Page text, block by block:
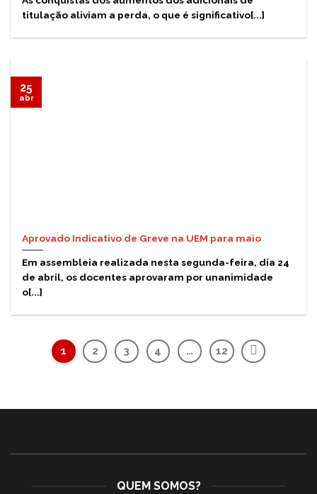
titulação aliviam a perda, o que é significativo[...]
Aprovado Indicativo de Greve na UEM para maio
Em assembleia realizada nesta segunda-feira, dia 24
de abril, os docentes aprovaram por unanimidade
o[...]
25
abr
1 2 3 4 … 12
QUEM SOMOS?